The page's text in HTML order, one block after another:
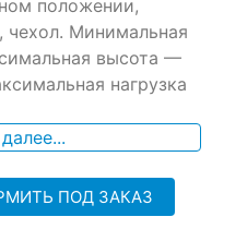
положении,
чехол. Минимальная
высота —
нагрузка
ПОД ЗАКАЗ